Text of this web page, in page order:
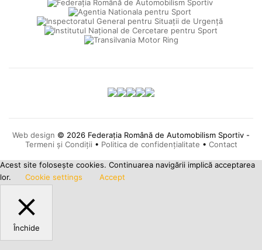
Web design © 2026 Federația Română de Automobilism Sportiv -
Termeni și Condiții • Politica de confidențialitate • Contact
Acest site foloseşte cookies. Continuarea navigării implică acceptarea
lor.
Cookie settings Accept
Închide